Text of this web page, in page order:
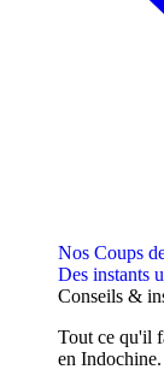
Nos Coups
Des instants
Conseils &
Tout ce qu'il
en Indochine.